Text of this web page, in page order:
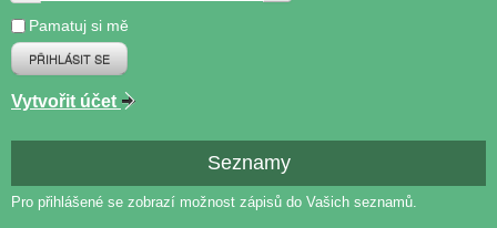
Pamatuj si mě
PŘIHLÁSIT SE
Vytvořit účet
Seznamy
Pro přihlášené se zobrazí možnost zápisů do Vašich seznamů.